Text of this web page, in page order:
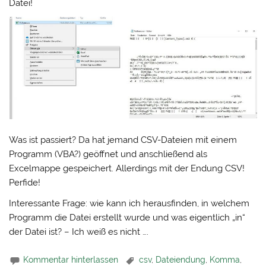
Datei!
Was ist passiert? Da hat jemand CSV-Dateien mit einem
Programm (VBA?) geöffnet und anschließend als
Excelmappe gespeichert. Allerdings mit der Endung CSV!
Perfide!
Interessante Frage: wie kann ich herausfinden, in welchem
Programm die Datei erstellt wurde und was eigentlich „in“
der Datei ist? – Ich weiß es nicht ….
Kommentar hinterlassen csv, Dateiendung Komma